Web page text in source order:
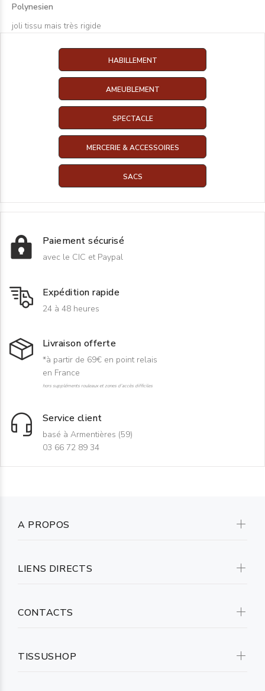
Polynesien
joli tissu mais très rigide
HABILLEMENT
AMEUBLEMENT
SPECTACLE
MERCERIE & ACCESSOIRES
SACS
Paiement sécurisé
avec le CIC et Paypal
Expédition rapide
24 à 48 heures
Livraison offerte
*à partir de 69€ en point relais
en France
hors suppléments rouleaux et zones d'accès difficiles
Service client
basé à Armentières (59)
03 66 72 89 34
A PROPOS
LIENS DIRECTS
CONTACTS
TISSUSHOP